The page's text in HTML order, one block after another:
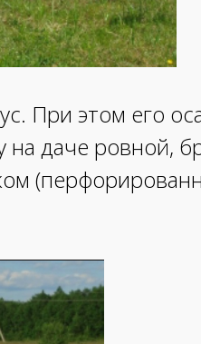
При этом его
даче ровной,